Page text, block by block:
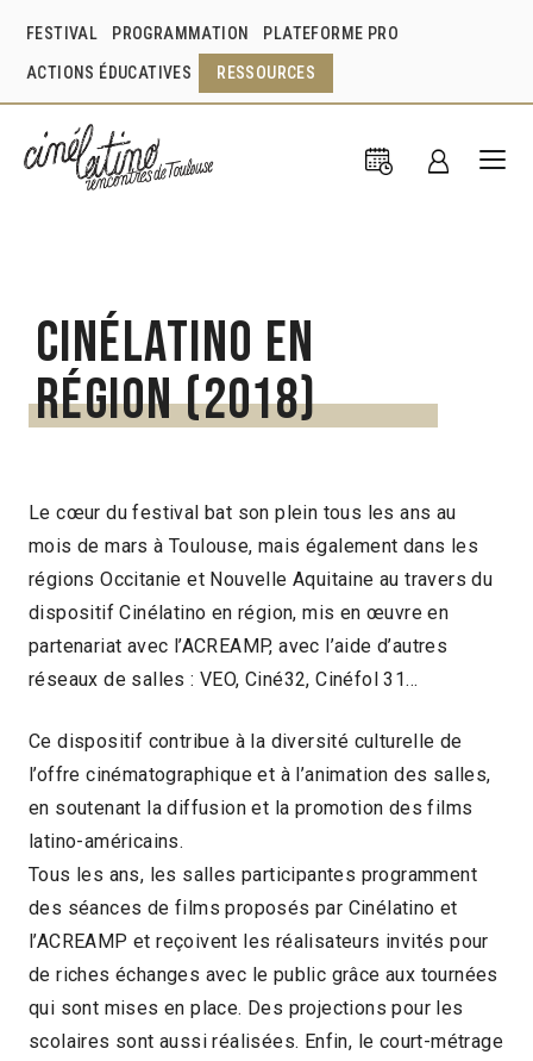
FESTIVAL PROGRAMMATION PLATEFORME PRO
ACTIONS ÉDUCATIVES RESSOURCES
Cinélatino en
région (2018)
Le cœur du festival bat son plein tous les ans au
mois de mars à Toulouse, mais également dans les
régions Occitanie et Nouvelle Aquitaine au travers du
dispositif Cinélatino en région, mis en œuvre en
partenariat avec l’ACREAMP, avec l’aide d’autres
réseaux de salles : VEO, Ciné32, Cinéfol 31…
Ce dispositif contribue à la diversité culturelle de
l’offre cinématographique et à l’animation des salles,
en soutenant la diffusion et la promotion des films
latino-américains.
Tous les ans, les salles participantes programment
des séances de films proposés par Cinélatino et
l’ACREAMP et reçoivent les réalisateurs invités pour
de riches échanges avec le public grâce aux tournées
qui sont mises en place. Des projections pour les
scolaires sont aussi réalisées. Enfin, le court-métrage